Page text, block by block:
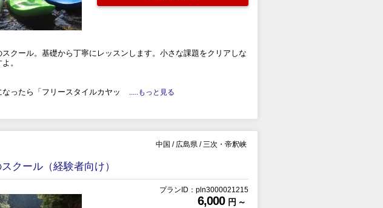
クール。基礎から丁寧にレッスンします。小さな課題をクリアしな
。
ったら「フリースタイルカヤッ .....もっと見る
中国 / 広島県 / 三次・帝釈峡
クール（経験者向け）
プランID：pln3000021215
6,000 円 ～